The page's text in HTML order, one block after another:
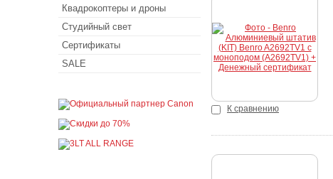
К сравнению
Купить
Квадрокоптеры и дроны
Студийный свет
Сертификаты
SALE